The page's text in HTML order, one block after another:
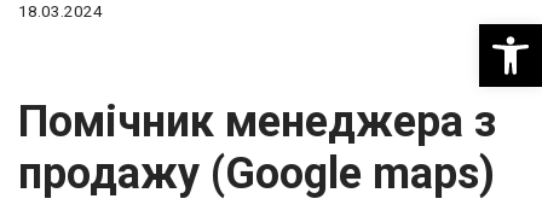
18.03.2024
Помічник менеджера з
продажу (Google maps)